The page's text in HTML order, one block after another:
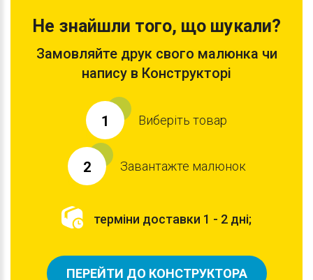
Не знайшли того, що шукали?
Замовляйте друк свого малюнка чи
напису в Конструкторі
1 Виберіть товар
2 Завантажте малюнок
терміни доставки 1 - 2 дні;
ПЕРЕЙТИ ДО КОНСТРУКТОРА